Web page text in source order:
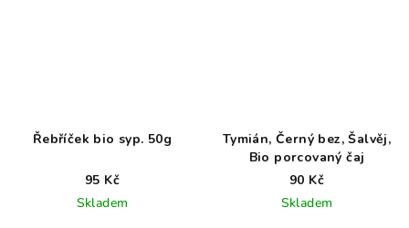
Řebříček bio syp. 50g
95 Kč
Skladem
Tymián, Černý bez, Šalvěj,
Bio porcovaný čaj
90 Kč
Skladem